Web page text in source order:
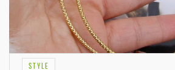
STYLE